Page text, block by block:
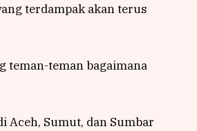
terdampak akan terus
teman-teman bagaimana
Aceh, Sumut, dan Sumbar